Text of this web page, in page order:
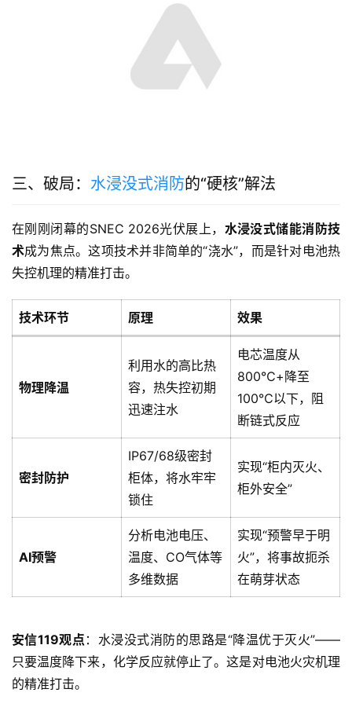
三、破局： 水浸没式消防的“硬核”解法
在刚刚闭幕的SNEC 2026光伏展上， 水浸没式储能消防技
术成为焦点。这项技术并非简单的“浇水”，而是针对电池热
失控机理的精准打击。
技术环节 原理 效果
物理降温
利用水的高比热
容，热失控初期
迅速注水
电芯温度从
800℃+降至
100℃以下，阻
断链式反应
密封防护
IP67/68级密封
柜体，将水牢牢
锁住
实现“柜内灭火、
柜外安全”
AI预警
分析电池电压、
温度、CO气体等
多维数据
实现“预警早于明
火”，将事故扼杀
在萌芽状态
安信119观点 ：水浸没式消防的思路是“降温优于灭火”——
只要温度降下来，化学反应就停止了。这是对电池火灾机理
的精准打击。